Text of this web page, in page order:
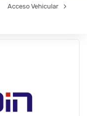
Acceso Vehicular